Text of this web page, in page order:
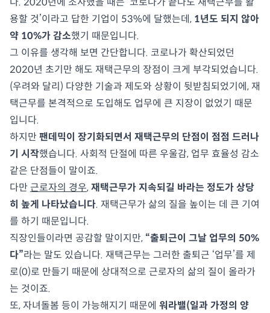
용할 것’이라고 답한 기업이 53%에 달했는데, 1년도 되지 않아
약 10%가 감소했기 때문입니다.
그 이유를 생각해 보면 간단합니다. 코로나가 확산되었던
2020년 초기만 해도 재택근무의 장점이 크게 부각되었습니다.
(우려와 달리) 다양한 기술과 제도와 상황이 뒷받침되었기에, 재
택근무를 본격적으로 도입해도 업무에 큰 지장이 없었기 때문
입니다.
하지만 팬데믹이 장기화되면서 재택근무의 단점이 점점 드러나
기 시작했습니다. 사회적 단절에 따른 우울감, 업무 효율성 감소
같은 단점들이 말이죠.
다만 근로자의 경우,재택근무가 지속되길 바라는 정도가 상당
히 높게 나타났습니다. 재택근무가 삶의 질을 높이는 데 큰 기여
를 하기 때문입니다.
직장인들이라면 공감할 말이지만, “출퇴근이 그날 업무의 50%
다”라는 말도 있습니다. 재택근무는 그러한 출퇴근 ‘업무’를 제
로(0)로 만들기 때문에 상대적으로 근로자의 삶의 질이 올라가
는 것이죠.
또, 자녀돌봄 등이 가능해지기 때문에 워라밸(일과 가정의 양